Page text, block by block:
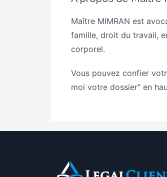
Maître MIMRAN est
famille, droit du travail,
corporel.
Vous pouvez confier
moi votre dossier" en